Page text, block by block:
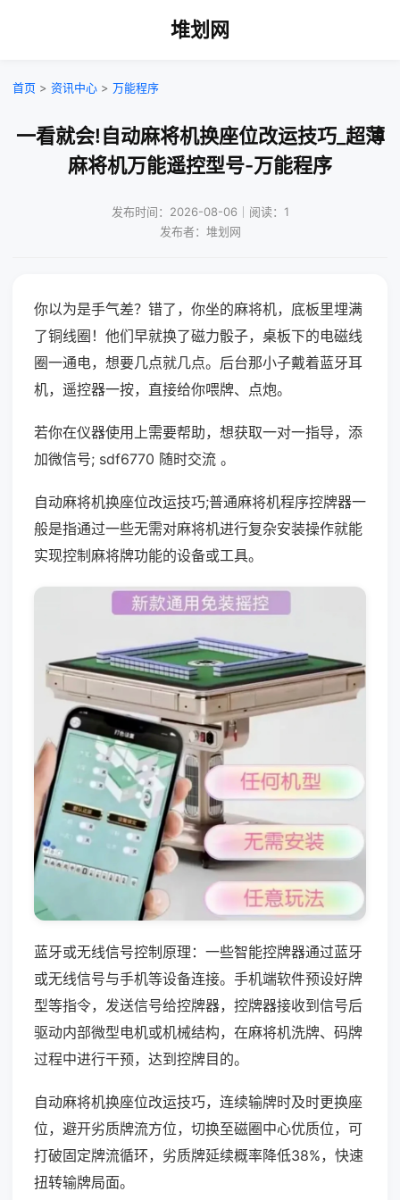
堆划网
首页 > 资讯中心 > 万能程序
一看就会!自动麻将机换座位改运技巧_超薄
麻将机万能遥控型号-万能程序
发布时间：2026-08-06｜阅读：1
发布者：堆划网
你以为是手气差？错了，你坐的麻将机，底板里埋满
了铜线圈！他们早就换了磁力骰子，桌板下的电磁线
圈一通电，想要几点就几点。后台那小子戴着蓝牙耳
机，遥控器一按，直接给你喂牌、点炮。
若你在仪器使用上需要帮助，想获取一对一指导，添
加微信号; sdf6770 随时交流 。
自动麻将机换座位改运技巧;普通麻将机程序控牌器一
般是指通过一些无需对麻将机进行复杂安装操作就能
实现控制麻将牌功能的设备或工具。
蓝牙或无线信号控制原理：一些智能控牌器通过蓝牙
或无线信号与手机等设备连接。手机端软件预设好牌
型等指令，发送信号给控牌器，控牌器接收到信号后
驱动内部微型电机或机械结构，在麻将机洗牌、码牌
过程中进行干预，达到控牌目的。
自动麻将机换座位改运技巧，连续输牌时及时更换座
位，避开劣质牌流方位，切换至磁圈中心优质位，可
打破固定牌流循环，劣质牌延续概率降低38%，快速
扭转输牌局面。